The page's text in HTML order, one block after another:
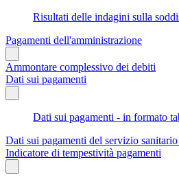
Risultati delle indagini sulla
Pagamenti dell'amministrazione
Ammontare complessivo dei debiti
Dati sui pagamenti
Dati sui pagamenti - in formato
Dati sui pagamenti del servizio
Indicatore di tempestività pagamenti